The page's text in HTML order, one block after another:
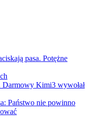
pasa. Potężne
Kimi3 wywołał
Państwo nie powinno